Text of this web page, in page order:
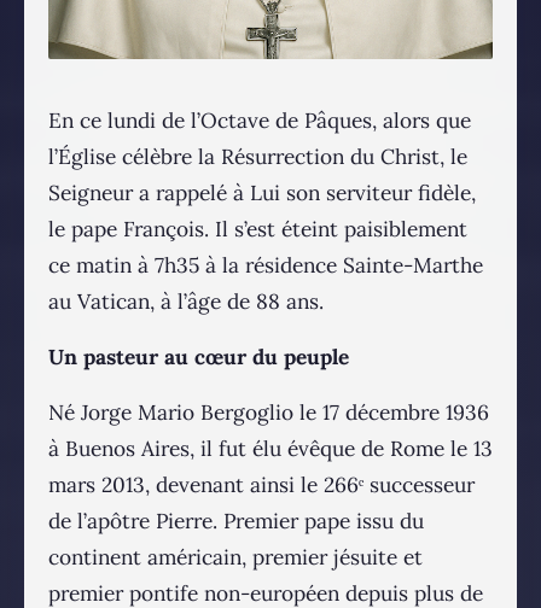
En ce lundi de l’Octave de Pâques, alors que
l’Église célèbre la Résurrection du Christ, le
Seigneur a rappelé à Lui son serviteur fidèle,
le pape François. Il s’est éteint paisiblement
ce matin à 7h35 à la résidence Sainte-Marthe
au Vatican, à l’âge de 88 ans.
Un pasteur au cœur du peuple
Né Jorge Mario Bergoglio le 17 décembre 1936
à Buenos Aires, il fut élu évêque de Rome le 13
mars 2013, devenant ainsi le 266ᵉ successeur
de l’apôtre Pierre. Premier pape issu du
continent américain, premier jésuite et
premier pontife non-européen depuis plus de